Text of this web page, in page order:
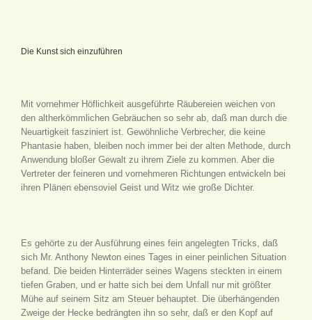
Die Kunst sich einzuführen
Mit vornehmer Höflichkeit ausgeführte Räubereien weichen von
den altherkömmlichen Gebräuchen so sehr ab, daß man durch die
Neuartigkeit fasziniert ist. Gewöhnliche Verbrecher, die keine
Phantasie haben, bleiben noch immer bei der alten Methode, durch
Anwendung bloßer Gewalt zu ihrem Ziele zu kommen. Aber die
Vertreter der feineren und vornehmeren Richtungen entwickeln bei
ihren Plänen ebensoviel Geist und Witz wie große Dichter.
Es gehörte zu der Ausführung eines fein angelegten Tricks, daß
sich Mr. Anthony Newton eines Tages in einer peinlichen Situation
befand. Die beiden Hinterräder seines Wagens steckten in einem
tiefen Graben, und er hatte sich bei dem Unfall nur mit größter
Mühe auf seinem Sitz am Steuer behauptet. Die überhängenden
Zweige der Hecke bedrängten ihn so sehr, daß er den Kopf auf